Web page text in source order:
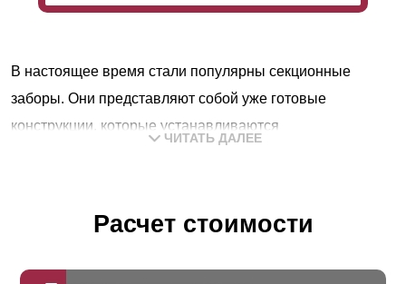
В настоящее время стали популярны секционные
заборы. Они представляют собой уже готовые
конструкции, которые устанавливаются
Забор такого типа состоит из секций, опор и крепления.
ЧИТАТЬ ДАЛЕЕ
Расчет стоимости